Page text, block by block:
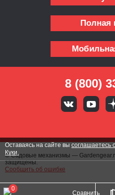
Полная
8 (800)
© Садовые механизмы —
защищены.
Сообщить об ошибке
Сравнить
0
Оставаясь на сайте вы соглашаетесь
Куки.